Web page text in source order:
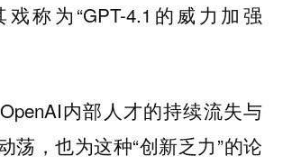
称为“GPT-4.1的威力加强
内部人才的持续流失与
荡，也为这种“创新乏力”的论